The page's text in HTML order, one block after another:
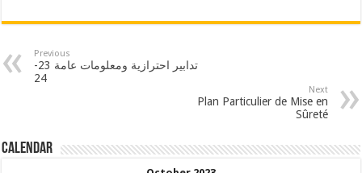
Previous
تدابير احترازية ومعلومات عامة 23-
24
Next
Plan Particulier de Mise en
Sûreté
Calendar